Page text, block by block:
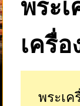
พระ
เครื่
พระเ